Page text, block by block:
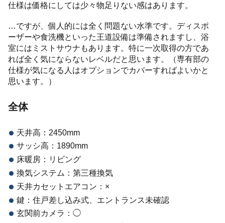
仕様は価格にしては少々物足りない感はあります。
…ですが、個人的には全く問題ない水準です。ディスポ
ーザーや食洗機といった王道設備は準備されますし、浴
室にはミストサウナもあります。特に一次取得の方であ
れば全く気にならないレベルだと思います。（専有部の
仕様が気になる人はオプションでカバーすればよいかと
思います。）
全体
天井高：2450mm
サッシ高：1890mm
床暖房：リビング
換気システム：第三種換気
天井カセットエアコン：×
鍵：住戸差し込み式、エントランス未確認
玄関前カメラ：◯